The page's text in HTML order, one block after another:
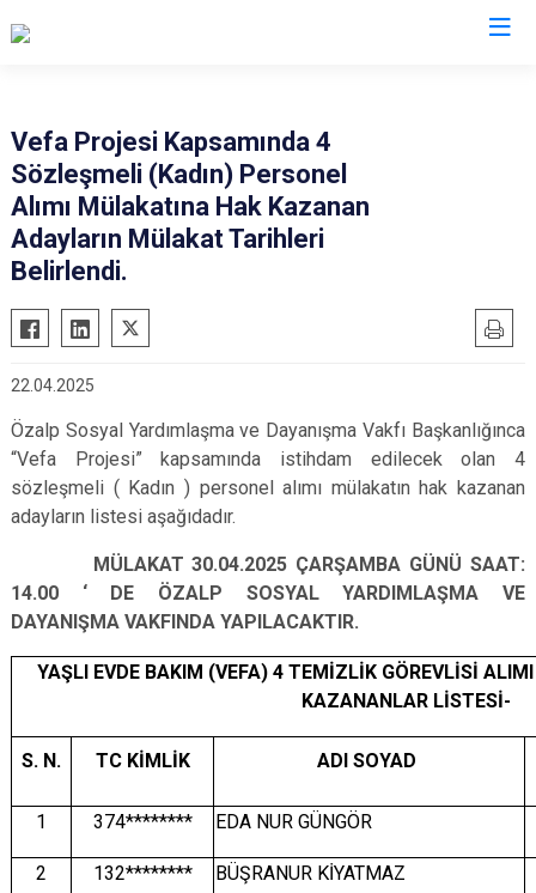
Bahçesaray
Başkale
Çaldıran
Edremit
Erciş
Gürpınar
Muradiye
Vefa Projesi Kapsamında 4
Sözleşmeli (Kadın) Personel
Alımı Mülakatına Hak Kazanan
Adayların Mülakat Tarihleri
Belirlendi.
22.04.2025
Özalp Sosyal Yardımlaşma ve Dayanışma Vakfı Başkanlığınca
“Vefa Projesi” kapsamında istihdam edilecek olan 4
sözleşmeli ( Kadın ) personel alımı mülakatın hak kazanan
adayların listesi aşağıdadır.
MÜLAKAT 30.04.2025 ÇARŞAMBA GÜNÜ SAAT:
14.00 ‘ DE ÖZALP SOSYAL YARDIMLAŞMA VE
DAYANIŞMA VAKFINDA YAPILACAKTIR.
YAŞLI EVDE BAKIM (VEFA) 4 TEMİZLİK GÖREVLİSİ
KAZANANLAR LİSTESİ-
S. N. TC KİMLİK ADI SOYAD
1 374******** EDA NUR GÜNGÖR
2 132******** BÜŞRANUR KİYATMAZ